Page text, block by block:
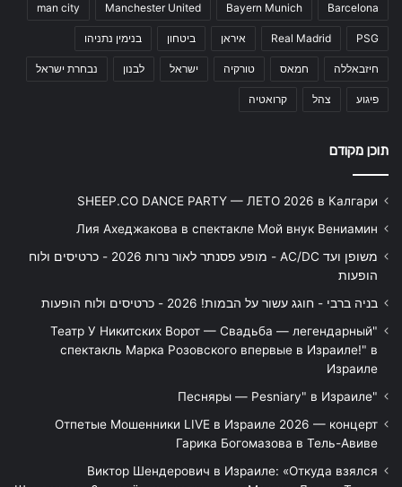
Barcelona
Bayern Munich
Manchester United
man city
PSG
Real Madrid איראן ביטחון בנימין נתניהו
חיזבאללה חמאס טורקיה ישראל לבנון נבחרת ישראל
פיגוע צהל קרואטיה
תוכן מקודם
SHEEP.CO DANCE PARTY — ЛЕТО 2026 в Калгари
Лия Ахеджакова в спектакле Мой внук Вениамин
משופן ועד AC/DC - מופע פסנתר לאור נרות 2026 - כרטיסים ולוח
הופעות
בניה ברבי - חוגג עשור על הבמות! 2026 - כרטיסים ולוח הופעות
"Театр У Никитских Ворот — Свадьба — легендарный
спектакль Марка Розовского впервые в Израиле!" в
Израиле
"Песняры — Pesniary" в Израиле
Отпетые Мошенники LIVE в Израиле 2026 — концерт
Гарика Богомазова в Тель-Авиве
Виктор Шендерович в Израиле: «Откуда взялся